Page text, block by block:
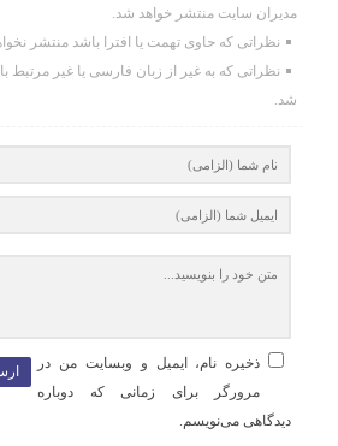
مدیران سایت منتشر خواهد شد.
نظراتی که حاوی تهمت یا افترا باشد منتشر
نظراتی که به غیر از زبان فارسی یا غیر مرتبط
شد.
ذخیره نام، ایمیل و وبسایت من در
مرورگر برای زمانی که دوباره
دیدگاهی می‌نویسم.